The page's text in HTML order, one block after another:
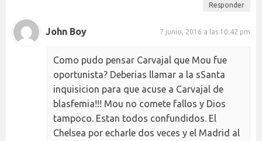
Responder
John Boy 7 junio, 2016 a las 10:42 pm
Como pudo pensar Carvajal que Mou fue
oportunista? Deberias llamar a la sSanta
inquisicion para que acuse a Carvajal de
blasfemia!!! Mou no comete fallos y Dios
tampoco. Estan todos confundidos. El
Chelsea por echarle dos veces y el Madrid al